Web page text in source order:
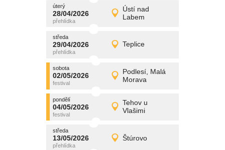
úterý
28/04/2026
Ústí nad
Labem
úterý
28/04/2026 Detail
promítání
středa
29/04/2026 Teplice
středa
29/04/2026 Detail
promítání
sobota
02/05/2026
Podlesí, Malá
Morava
sobota
02/05/2026 Detail
promítání
pondělí
04/05/2026
Tehov u
Vlašimi
pondělí
04/05/2026 Detail
promítání
středa
13/05/2026 Štúrovo
středa
13/05/2026 Detail
promítání